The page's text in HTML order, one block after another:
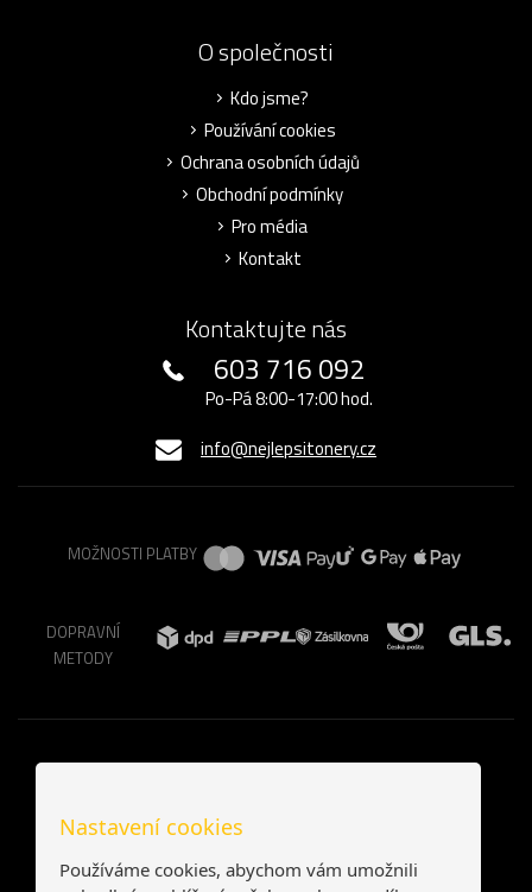
O společnosti
Kdo jsme?
Používání cookies
Ochrana osobních údajů
Obchodní podmínky
Pro média
Kontakt
Kontaktujte nás
603 716 092
Po-Pá 8:00-17:00 hod.
info@nejlepsitonery.cz
MOŽNOSTI PLATBY
DOPRAVNÍ
METODY
Nastavení cookies
Používáme cookies, abychom vám umožnili